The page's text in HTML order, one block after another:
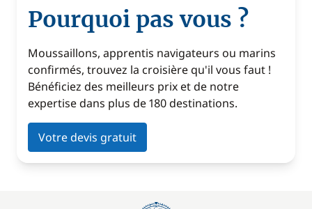
Pourquoi pas vous ?
Moussaillons, apprentis navigateurs ou marins
confirmés, trouvez la croisière qu'il vous faut !
Bénéficiez des meilleurs prix et de notre
expertise dans plus de 180 destinations.
Votre devis gratuit